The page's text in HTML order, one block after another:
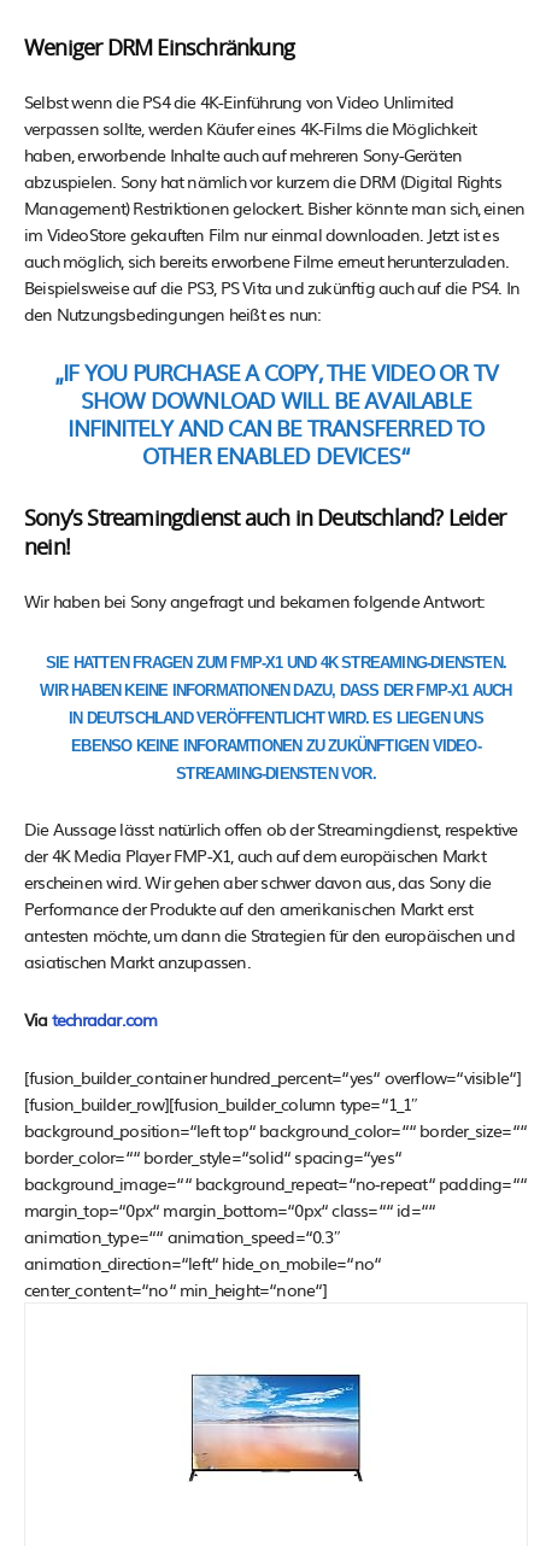
Weniger DRM Einschränkung
Selbst wenn die PS4 die 4K-Einführung von Video Unlimited
verpassen sollte, werden Käufer eines 4K-Films die Möglichkeit
haben, erworbende Inhalte auch auf mehreren Sony-Geräten
abzuspielen. Sony hat nämlich vor kurzem die DRM (Digital Rights
Management) Restriktionen gelockert. Bisher könnte man sich, einen
im VideoStore gekauften Film nur einmal downloaden. Jetzt ist es
auch möglich, sich bereits erworbene Filme erneut herunterzuladen.
Beispielsweise auf die PS3, PS Vita und zukünftig auch auf die PS4. In
den Nutzungsbedingungen heißt es nun:
„IF YOU PURCHASE A COPY, THE VIDEO OR TV
SHOW DOWNLOAD WILL BE AVAILABLE
INFINITELY AND CAN BE TRANSFERRED TO
OTHER ENABLED DEVICES“
Sony’s Streamingdienst auch in Deutschland? Leider
nein!
Wir haben bei Sony angefragt und bekamen folgende Antwort:
SIE HATTEN FRAGEN ZUM FMP-X1 UND 4K STREAMING-DIENSTEN.
WIR HABEN KEINE INFORMATIONEN DAZU, DASS DER FMP-X1 AUCH
IN DEUTSCHLAND VERÖFFENTLICHT WIRD. ES LIEGEN UNS
EBENSO KEINE INFORAMTIONEN ZU ZUKÜNFTIGEN VIDEO-
STREAMING-DIENSTEN VOR.
Die Aussage lässt natürlich offen ob der Streamingdienst, respektive
der 4K Media Player FMP-X1, auch auf dem europäischen Markt
erscheinen wird. Wir gehen aber schwer davon aus, das Sony die
Performance der Produkte auf den amerikanischen Markt erst
antesten möchte, um dann die Strategien für den europäischen und
asiatischen Markt anzupassen.
Viatechradar.com
[fusion_builder_container hundred_percent=“yes“ overflow=“visible“]
[fusion_builder_row][fusion_builder_column type=“1_1″
background_position=“left top“ background_color=““ border_size=““
border_color=““ border_style=“solid“ spacing=“yes“
background_image=““ background_repeat=“no-repeat“ padding=““
margin_top=“0px“ margin_bottom=“0px“ class=““ id=““
animation_type=““ animation_speed=“0.3″
animation_direction=“left“ hide_on_mobile=“no“
center_content=“no“ min_height=“none“]